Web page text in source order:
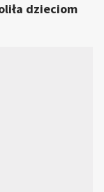
dzieciom